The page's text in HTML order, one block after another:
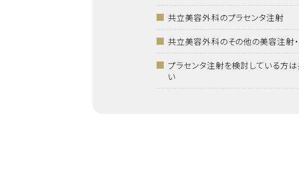
共立美容外科のプラセンタ注射
共立美容外科のその他の美容注射
プラセンタ注射を検討している方
い